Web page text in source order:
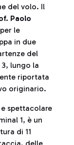
del volo. Il
Paolo
le
in due
del
lungo la
riportata
originario.
spettacolare
1, è un
di 11